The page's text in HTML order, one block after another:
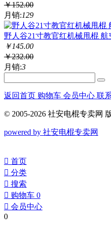
￥152.00
月销:129
野人谷21寸教官红机械甩棍 航
￥145.00
￥232.00
月销:3
返回首页 购物车 会员中心 联
© 2005-2026 社安电棍专卖网
powered by 社安电棍专卖网
󰀁 首页
󰀂 分类
󰀃 搜索
󰀄 购物车 0
󰀅 会员中心
0